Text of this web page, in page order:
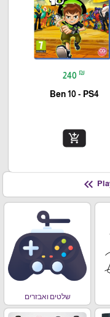
240 ₪
Ben 10 - PS4
add_shopping_cart
keyboard_double_arrow_left
שלטים ואבזרים